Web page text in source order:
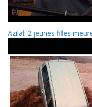
Azilal: 2 jeunes filles